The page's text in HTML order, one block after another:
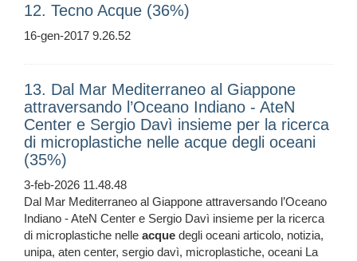
12. Tecno Acque (36%)
16-gen-2017 9.26.52
13. Dal Mar Mediterraneo al Giappone
attraversando l’Oceano Indiano - AteN
Center e Sergio Davì insieme per la ricerca
di microplastiche nelle acque degli oceani
(35%)
3-feb-2026 11.48.48
Dal Mar Mediterraneo al Giappone attraversando l’Oceano
Indiano - AteN Center e Sergio Davì insieme per la ricerca
di microplastiche nelle acque degli oceani articolo, notizia,
unipa, aten center, sergio davì, microplastiche, oceani La